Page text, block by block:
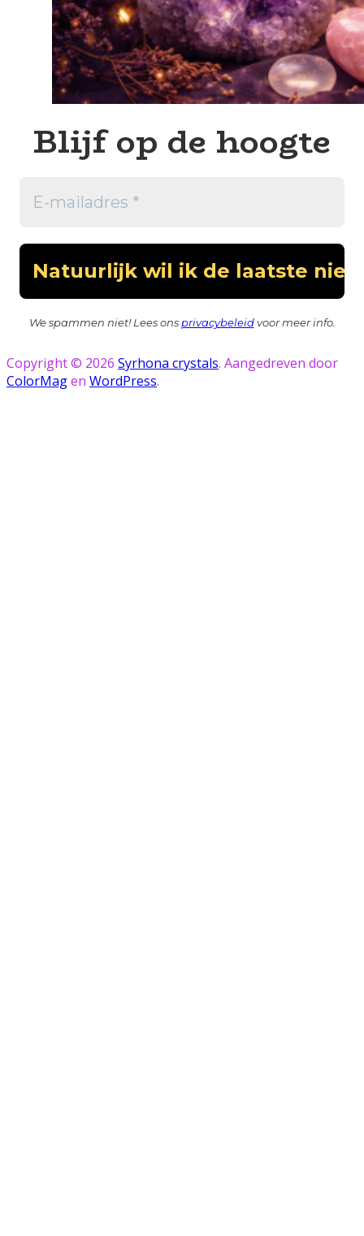
Blijf op de hoogte
We spammen niet! Lees onsprivacybeleidvoor meer info.
Copyright © 2026 Syrhona crystals. Aangedreven door
ColorMagen WordPress.